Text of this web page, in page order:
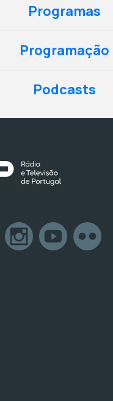
Programas
Programação
Podcasts